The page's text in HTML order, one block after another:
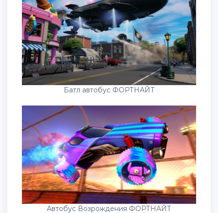
Батл автобус ФОРТНАЙТ
Автобус Возрождения ФОРТНАЙТ